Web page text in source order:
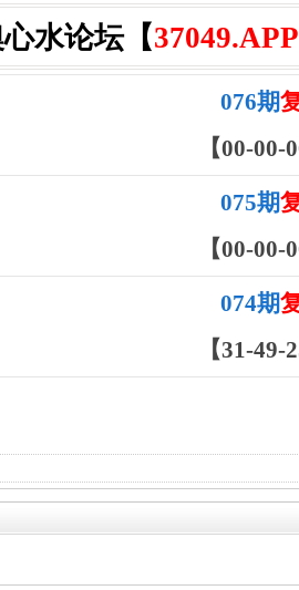
水论坛【37049.APP
076期
【00-
075期
【00-
074期
【31-